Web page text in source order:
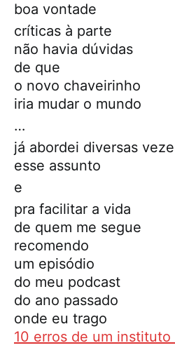
boa vontade
críticas à parte
não havia dúvidas
de que
o novo chaveirinho
iria mudar o mundo
…
já abordei diversas
esse assunto
e
pra facilitar a vida
de quem me segue
recomendo
um episódio
do meu podcast
do ano passado
onde eu trago
10 erros de um